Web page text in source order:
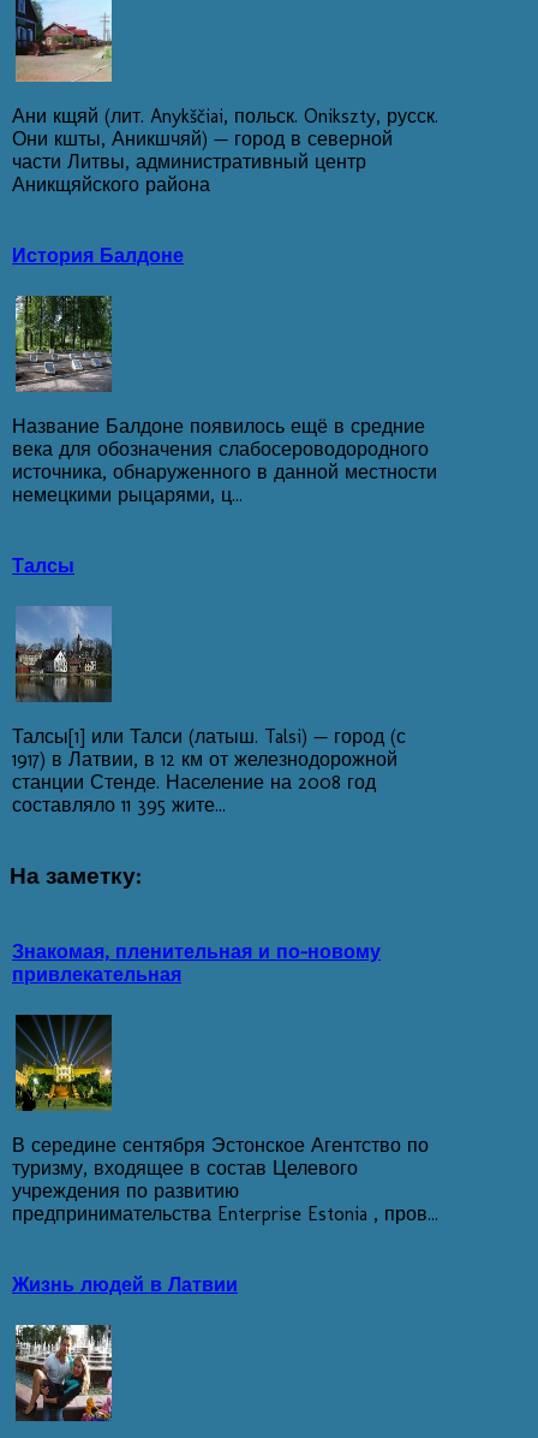
Ани кщяй (лит. Anykščiai, польск. Onikszty, русск.
Они кшты, Аникшчяй) — город в северной
части Литвы, административный центр
Аникщяйского района
История Балдоне
Название Балдоне появилось ещё в средние
века для обозначения слабосероводородного
источника, обнаруженного в данной местности
немецкими рыцарями, ц...
Талсы
Талсы[1] или Талси (латыш. Talsi) — город (с
1917) в Латвии, в 12 км от железнодорожной
станции Стенде. Население на 2008 год
составляло 11 395 жите...
На заметку:
Знакомая, пленительная и по-новому
привлекательная
В середине сентября Эстонское Агентство по
туризму, входящее в состав Целевого
учреждения по развитию
предпринимательства Enterprise Estonia , пров...
Жизнь людей в Латвии